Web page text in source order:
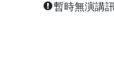
暫時無演講